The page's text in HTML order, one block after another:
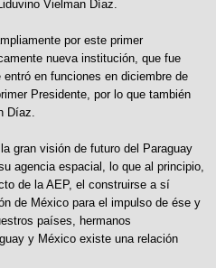
Vielman Díaz.
por este primer
nueva institución, que fue
en funciones en diciembre de
Presidente, por lo que también
Díaz.
gran visión de futuro del Paraguay
agencia espacial, lo que al principio,
de la AEP, el construirse a sí
de México para el impulso de ése y
países, hermanos
y México existe una relación